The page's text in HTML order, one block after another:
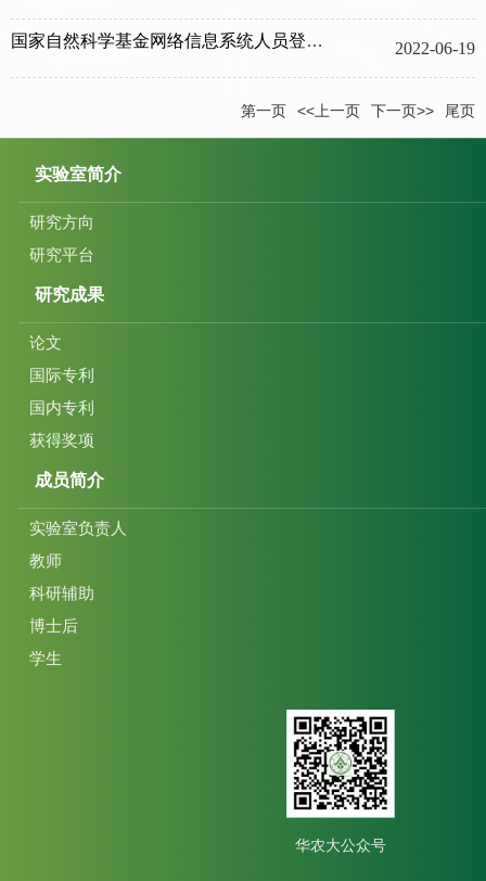
国家自然科学基金网络信息系统人员登录平台 2022-06-19
第一页 <<上一页 下一页>> 尾页
实验室简介
研究方向
研究平台
研究成果
论文
国际专利
国内专利
获得奖项
成员简介
实验室负责人
教师
科研辅助
博士后
学生
华农大公众号